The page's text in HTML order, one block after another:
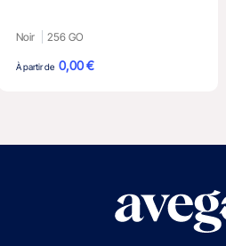
Noir 256 GO
À partir de 0,00 €